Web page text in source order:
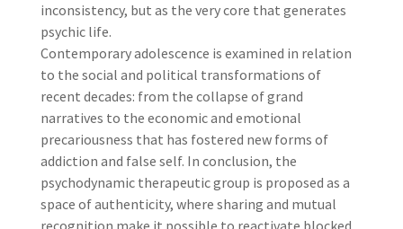
inconsistency, but as the very core that generates
psychic life.
Contemporary adolescence is examined in relation
to the social and political transformations of
recent decades: from the collapse of grand
narratives to the economic and emotional
precariousness that has fostered new forms of
addiction and false self. In conclusion, the
psychodynamic therapeutic group is proposed as a
space of authenticity, where sharing and mutual